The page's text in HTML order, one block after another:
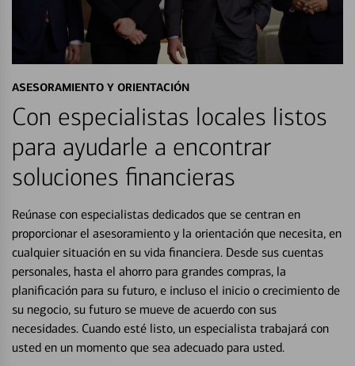
ASESORAMIENTO Y ORIENTACIÓN
Con especialistas locales listos
para ayudarle a encontrar
soluciones financieras
Reúnase con especialistas dedicados que se centran en
proporcionar el asesoramiento y la orientación que necesita, en
cualquier situación en su vida financiera. Desde sus cuentas
personales, hasta el ahorro para grandes compras, la
planificación para su futuro, e incluso el inicio o crecimiento de
su negocio, su futuro se mueve de acuerdo con sus
necesidades. Cuando esté listo, un especialista trabajará con
usted en un momento que sea adecuado para usted.